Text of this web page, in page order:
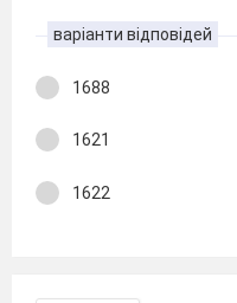
варіанти відповідей
1688
1621
1622